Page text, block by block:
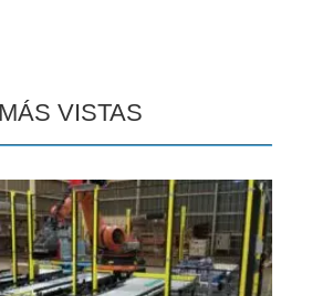
VISTAS